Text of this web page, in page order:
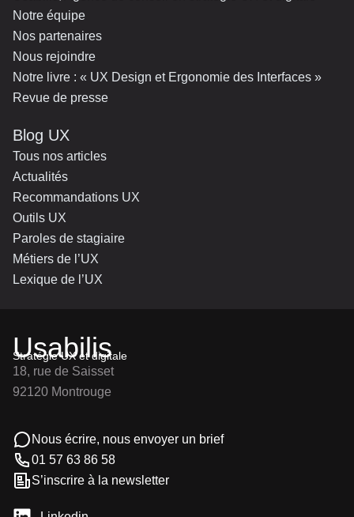
Notre équipe
Nos partenaires
Nous rejoindre
Notre livre : « UX Design et Ergonomie des Interfaces »
Revue de presse
Blog UX
Tous nos articles
Actualités
Recommandations UX
Outils UX
Paroles de stagiaire
Métiers de l’UX
Lexique de l’UX
Usabilis
Stratégie UX et digitale
18, rue de Saisset
92120 Montrouge
Nous écrire, nous envoyer un brief
01 57 63 86 58
S’inscrire à la newsletter